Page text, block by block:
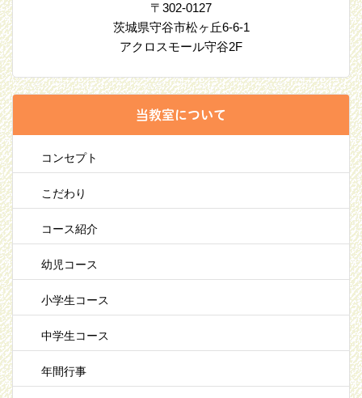
〒302-0127
茨城県守谷市松ヶ丘6-6-1
アクロスモール守谷2F
当教室について
コンセプト
こだわり
コース紹介
幼児コース
小学生コース
中学生コース
年間行事